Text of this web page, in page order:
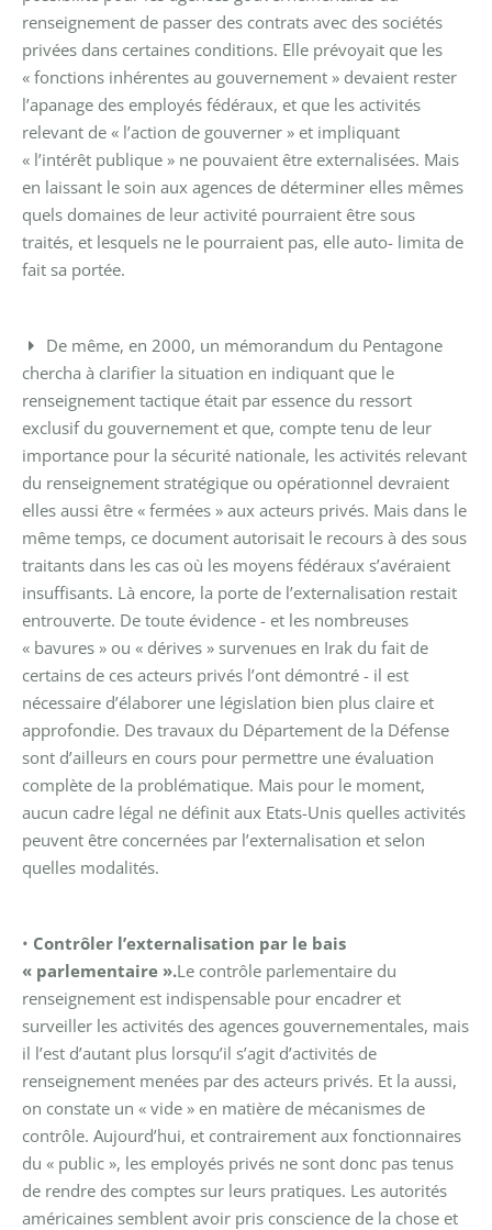
renseignement de passer des contrats avec des sociétés
privées dans certaines conditions. Elle prévoyait que les
« fonctions inhérentes au gouvernement » devaient rester
l’apanage des employés fédéraux, et que les activités
relevant de « l’action de gouverner » et impliquant
« l’intérêt publique » ne pouvaient être externalisées. Mais
en laissant le soin aux agences de déterminer elles mêmes
quels domaines de leur activité pourraient être sous
traités, et lesquels ne le pourraient pas, elle auto- limita de
fait sa portée.
De même, en 2000, un mémorandum du Pentagone
chercha à clarifier la situation en indiquant que le
renseignement tactique était par essence du ressort
exclusif du gouvernement et que, compte tenu de leur
importance pour la sécurité nationale, les activités relevant
du renseignement stratégique ou opérationnel devraient
elles aussi être « fermées » aux acteurs privés. Mais dans le
même temps, ce document autorisait le recours à des sous
traitants dans les cas où les moyens fédéraux s’avéraient
insuffisants. Là encore, la porte de l’externalisation restait
entrouverte. De toute évidence - et les nombreuses
« bavures » ou « dérives » survenues en Irak du fait de
certains de ces acteurs privés l’ont démontré - il est
nécessaire d’élaborer une législation bien plus claire et
approfondie. Des travaux du Département de la Défense
sont d’ailleurs en cours pour permettre une évaluation
complète de la problématique. Mais pour le moment,
aucun cadre légal ne définit aux Etats-Unis quelles activités
peuvent être concernées par l’externalisation et selon
quelles modalités.
• Contrôler l’externalisation par le bais
« parlementaire ».Le contrôle parlementaire du
renseignement est indispensable pour encadrer et
surveiller les activités des agences gouvernementales, mais
il l’est d’autant plus lorsqu’il s’agit d’activités de
renseignement menées par des acteurs privés. Et la aussi,
on constate un « vide » en matière de mécanismes de
contrôle. Aujourd’hui, et contrairement aux fonctionnaires
du « public », les employés privés ne sont donc pas tenus
de rendre des comptes sur leurs pratiques. Les autorités
américaines semblent avoir pris conscience de la chose et